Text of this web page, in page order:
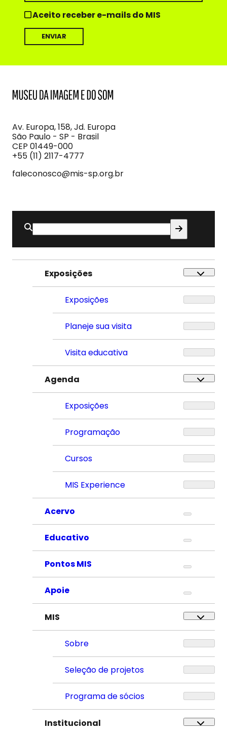
Aceito receber e-mails do MIS
Imagem
e
do
Som
Av. Europa, 158, Jd. Europa
São Paulo - SP - Brasil
CEP 01449-000
+55 (11) 2117-4777
faleconosco@mis-sp.org.br
Buscar
por:
Exposições
Exposições
Planeje sua visita
Visita educativa
Agenda
Exposições
Programação
Cursos
MIS Experience
Acervo
Educativo
Pontos MIS
Apoie
MIS
Sobre
Seleção de projetos
Programa de sócios
Institucional